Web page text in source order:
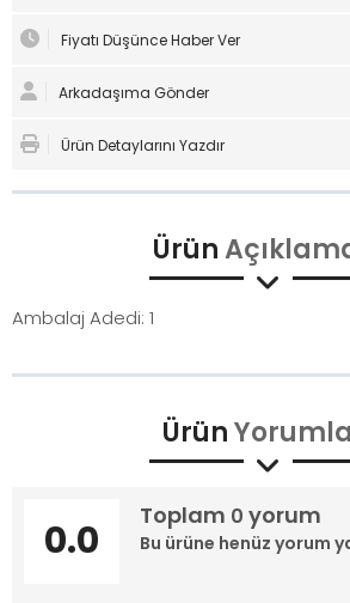
Fiyatı Düşünce Haber Ver
Arkadaşıma Gönder
Ürün Detaylarını Yazdır
Ürün
Ambalaj Adedi: 1
Ürün
Toplam 0 yorum
Bu ürüne henüz yorum
0.0